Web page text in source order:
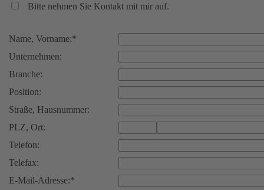
Bitte nehmen Sie Kontakt mit mir auf.
Name, Vorname:*
Unternehmen:
Branche:
Position:
Straße, Hausnummer:
PLZ, Ort:
Telefon:
Telefax:
E-Mail-Adresse:*